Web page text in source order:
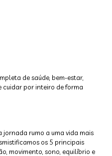
de saúde, bem-estar,
cuidar por inteiro de forma
jornada rumo a uma vida mais
os 5 principais
movimento, sono, equilíbrio e